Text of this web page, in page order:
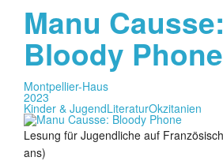
Manu Causse:
Bloody Phone
Montpellier-Haus
2023
Kinder & JugendLiteraturOkzitanien
Lesung für Jugendliche auf
ans)